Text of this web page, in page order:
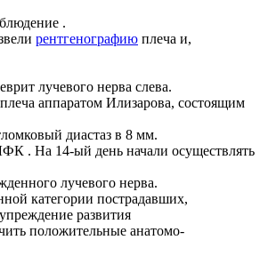
.
рентгенографию плеча и,
лучевого нерва слева.
аппаратом Илизарова, состоящим
диастаз в 8 мм.
. На 14-ый день начали осуществлять
лучевого нерва.
категории пострадавших,
развития
положительные анатомо-